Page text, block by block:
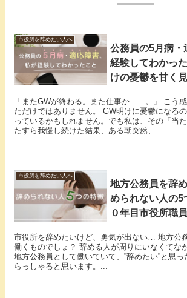
市役所を辞めたい人へ
公務員の5月病・
経験してわかっ
けの憂鬱を甘く
「またGWが終わる。また仕事か……。」 こう
ただけではありません。 GW明けに憂鬱になる
っているかもしれません。でも私は、その「当
たすら我慢し続けた結果、ある朝突然、...
市役所を辞めたい人へ
地方公務員を辞
められない人の5
０年目市役所職
市役所を辞めたいけど、勇気が出ない… 地方公
働くものでしょ？ 辞める人が周りにいなくてな
地方公務員として働いていて、”辞めたい”と思
らっしゃると思います。...